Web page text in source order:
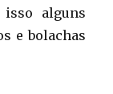
isso alguns
e bolachas